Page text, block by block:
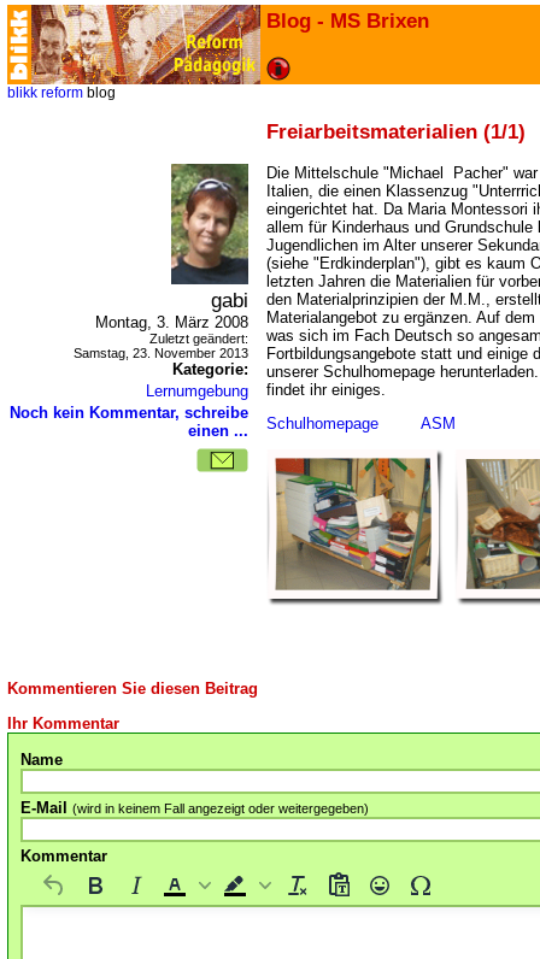
Blog - MS Brixen
blikk reform blog
Freiarbeitsmaterialien (1/1)
gabi
Montag, 3. März 2008
Zuletzt geändert:
Samstag, 23. November 2013
Kategorie:
Lernumgebung
Noch kein Kommentar, schreibe
einen ...
Die Mittelschule "Michael Pacher"
Italien, die einen Klassenzug
eingerichtet hat. Da Maria Montessori
allem für Kinderhaus und
Jugendlichen im Alter unserer
(siehe "Erdkinderplan"), gibt es kaum
letzten Jahren die Materialien für
den Materialprinzipien der M.M.,
Materialangebot zu ergänzen. Auf
was sich im Fach Deutsch so
Fortbildungsangebote statt und einige
unserer Schulhomepage
findet ihr einiges.
Schulhomepage
ASM
Kommentieren Sie diesen Beitrag
Ihr Kommentar
Name
E-Mail (wird in keinem Fall angezeigt oder weitergegeben)
Kommentar